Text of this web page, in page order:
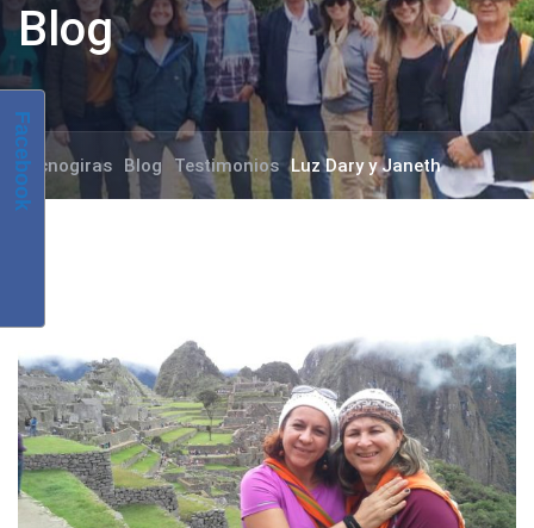
Blog
Tecnogiras Blog Testimonios Luz Dary y Janeth
Facebook